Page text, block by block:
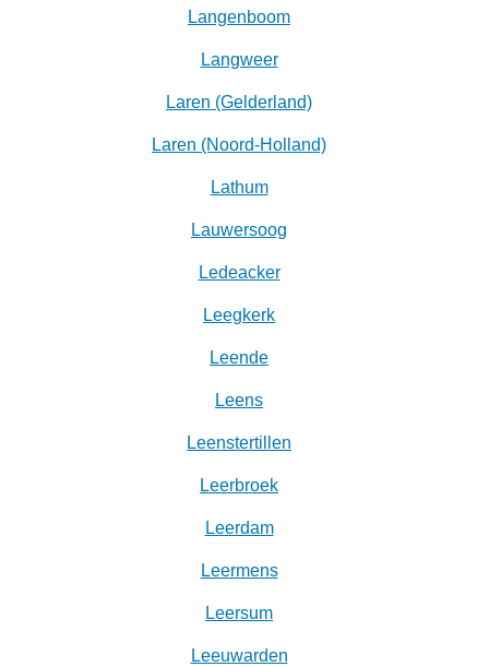
Langenboom
Langweer‎
Laren (Gelderland)
Laren (Noord-Holland)
Lathum
Lauwersoog
Ledeacker
Leegkerk
Leende
Leens
Leenstertillen‎
Leerbroek
Leerdam
Leermens
Leersum
Leeuwarden